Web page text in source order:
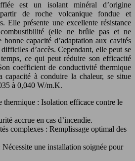
est un isolant minéral d’origine
de roche volcanique fondue et
Elle présente une excellente résistance
(elle ne brûle pas et ne
capacité d’adaptation aux cavités
d’accès. Cependant, elle peut se
ce qui peut réduire son efficacité
coefficient de conductivité thermique
capacité à conduire la chaleur, se situe
à 0,040 W/m.K.
thermique : Isolation efficace contre le
accrue en cas d’incendie.
complexes : Remplissage optimal des
Nécessite une installation soignée pour